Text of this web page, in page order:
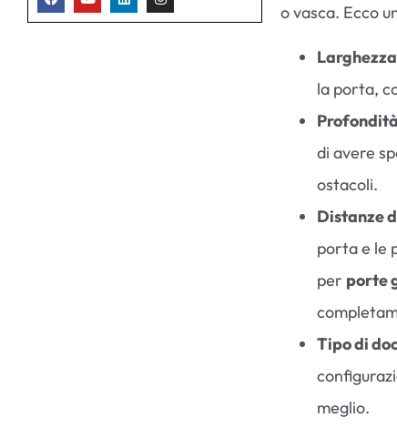
o vasca. Ecco
la porta,
Profondità
di avere
ostacoli.
Distanze
porta e le
per porte
Tipo di
meglio.